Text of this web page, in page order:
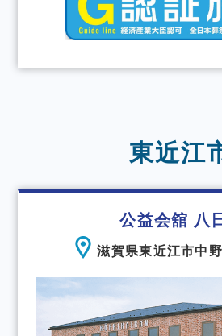
東近江
公益会舘 八
滋賀県東近江市中